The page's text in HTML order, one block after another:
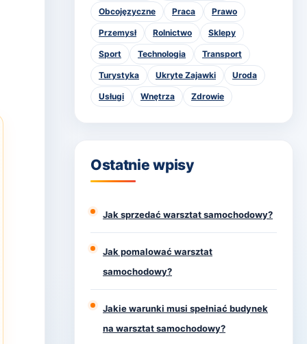
Obcojęzyczne Praca Prawo
Przemysł Rolnictwo Sklepy
Sport Technologia Transport
Turystyka Ukryte Zajawki Uroda
Usługi Wnętrza Zdrowie
Ostatnie wpisy
Jak sprzedać warsztat samochodowy?
Jak pomalować warsztat
samochodowy?
Jakie warunki musi spełniać budynek
na warsztat samochodowy?